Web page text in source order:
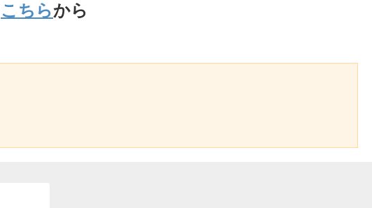
こちらから